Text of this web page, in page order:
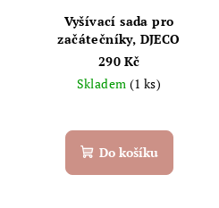
Vyšívací sada pro
začátečníky, DJECO
290 Kč
Skladem (1 ks)
Do košíku